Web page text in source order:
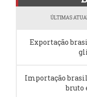
ÚLTIMAS
Exportação
Importação
bruto